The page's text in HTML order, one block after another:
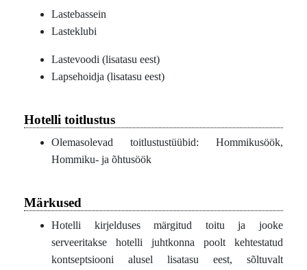
Lastebassein
Lasteklubi
Lastevoodi (lisatasu eest)
Lapsehoidja (lisatasu eest)
Hotelli toitlustus
Olemasolevad toitlustustüübid: Hommikusöök,
Hommiku- ja õhtusöök
Märkused
Hotelli kirjelduses märgitud toitu ja jooke
serveeritakse hotelli juhtkonna poolt kehtestatud
kontseptsiooni alusel lisatasu eest, sõltuvalt